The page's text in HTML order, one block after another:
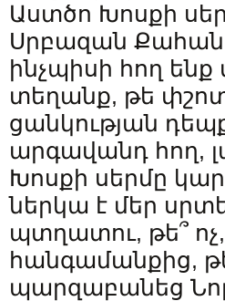
Աստծո Խոսքի
Սրբազան
ինչպիսի հող
տեղանք, թե
ցանկության
արգավանդ հող,
Խոսքի սերմը
ներկա է մեր
պտղատու, թե՞
հանգամանքից,
պարզաբանեց